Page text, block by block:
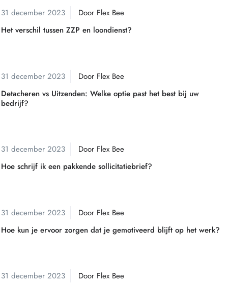
31 december 2023 Door Flex Bee
Het verschil tussen ZZP en loondienst?
31 december 2023 Door Flex Bee
Detacheren vs Uitzenden: Welke optie past het best bij uw
bedrijf?
31 december 2023 Door Flex Bee
Hoe schrijf ik een pakkende sollicitatiebrief?
31 december 2023 Door Flex Bee
Hoe kun je ervoor zorgen dat je gemotiveerd blijft op het werk?
31 december 2023 Door Flex Bee